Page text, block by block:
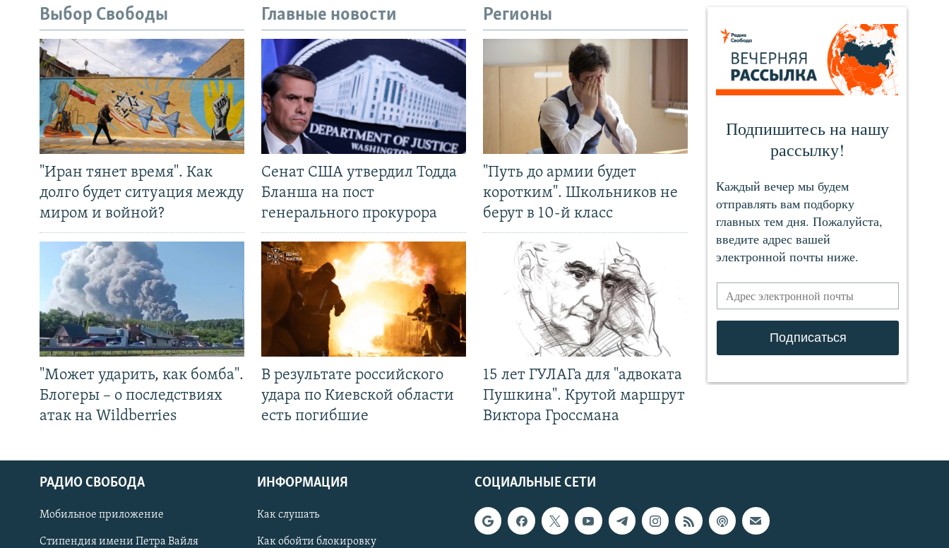
СОЦИАЛЬНЫЕ СЕТИ
Выбор Свободы
"Иран тянет время". Как
долго будет ситуация между
миром и войной?
"Может ударить, как бомба".
Блогеры – о последствиях
атак на Wildberries
Главные новости
Сенат США утвердил Тодда
Бланша на пост
генерального прокурора
В результате российского
удара по Киевской области
есть погибшие
Регионы
"Путь до армии будет
коротким". Школьников не
берут в 10-й класс
15 лет ГУЛАГа для "адвоката
Пушкина". Крутой маршрут
Виктора Гроссмана
СОЦИАЛЬНЫЕ СЕТИ
РАДИО СВОБОДА
Мобильное приложение
Стипендия имени Петра Вайля
ИНФОРМАЦИЯ
Как слушать
Как обойти блокировку